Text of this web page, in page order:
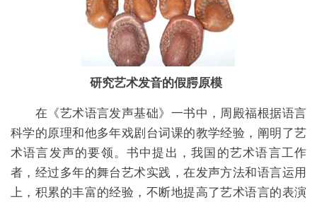
研究艺术发音的假腭原模
在 《艺术语言发声基础》一书中，周殿福根据语言
科学的原理和他多年戏剧台词课的教学经验，阐明了艺
术语言发声的要领。书中提出，我国的艺术语言工作
者，经过多年的舞台艺术实践，在发声方法和语言运用
上，积累的丰富的经验，不断地提高了艺术语言的表演